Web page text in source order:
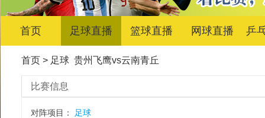
首页 足球直播 篮球直播 网球直播 乒
首页> 足球 贵州飞鹰vs云南青丘
比赛信息
对阵项目： 足球